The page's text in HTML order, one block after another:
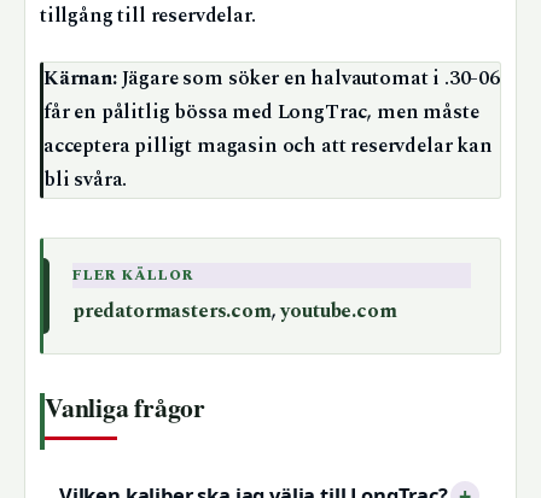
tillgång till reservdelar.
Kärnan:Jägare som söker en halvautomat i .30-06
får en pålitlig bössa med LongTrac, men måste
acceptera pilligt magasin och att reservdelar kan
bli svåra.
FLER KÄLLOR
predatormasters.com,youtube.com
Vanliga frågor